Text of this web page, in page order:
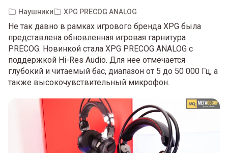
Наушники XPG PRECOG ANALOG
Не так давно в рамках игрового бренда XPG была
представлена обновленная игровая гарнитура
PRECOG. Новинкой стала XPG PRECOG ANALOG с
поддержкой Hi-Res Audio. Для нее отмечается
глубокий и читаемый бас, диапазон от 5 до 50 000 Гц, а
также высокочувствительный микрофон.